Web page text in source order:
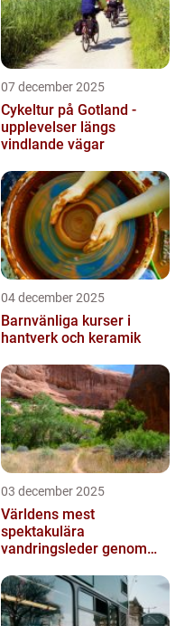
07 december 2025
Cykeltur på Gotland -
upplevelser längs
vindlande vägar
04 december 2025
Barnvänliga kurser i
hantverk och keramik
03 december 2025
Världens mest
spektakulära
vandringsleder genom